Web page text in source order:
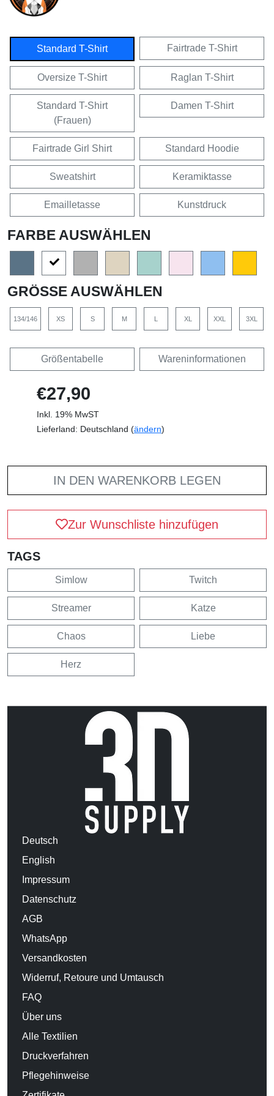
Standard T-Shirt Fairtrade T-Shirt
Oversize T-Shirt Raglan T-Shirt
Standard T-Shirt
(Frauen)
Damen T-Shirt
Fairtrade Girl Shirt Standard Hoodie
Sweatshirt Keramiktasse
Emailletasse Kunstdruck
FARBE AUSWÄHLEN
GRÖSSE AUSWÄHLEN
134/146 XS S M XL XXL 3XL
Größentabelle Wareninformationen
€27,90
Inkl. 19% MwST
Lieferland: Deutschland (ändern)
IN DEN WARENKORB LEGEN
Zur Wunschliste hinzufügen
TAGS
Simlow Twitch
Streamer Katze
Chaos Liebe
Herz
Deutsch
English
Impressum
Datenschutz
AGB
WhatsApp
Versandkosten
Widerruf, Retoure und Umtausch
FAQ
Über uns
Alle Textilien
Druckverfahren
Pflegehinweise